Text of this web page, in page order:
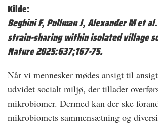
Kilde:
Beghini F, Pullman J, Alexander M et
strain-sharing within isolated village
Nature 2025:637;167-75.
Når vi mennesker mødes ansigt til
udvidet socialt miljø, der tillader
mikrobiomer. Dermed kan der ske
mikrobiomets sammensætning og